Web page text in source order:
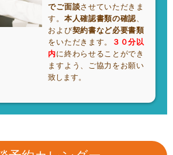
でご面談させていただきま
す。 本人確認書類の確認
および契約書など必要書類
をいただきます。
３０分以
内に終わらせることができ
ますよう、ご協力をお願い
致します。